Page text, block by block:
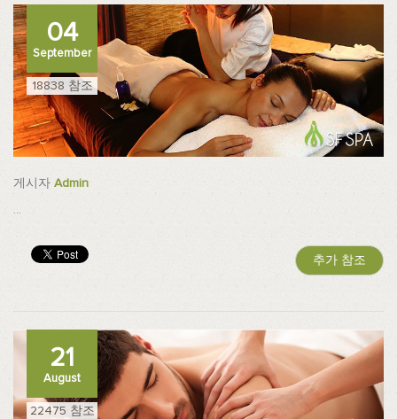
04
September
18838 참조
게시자 Admin
...
추가 참조
21
August
22475 참조